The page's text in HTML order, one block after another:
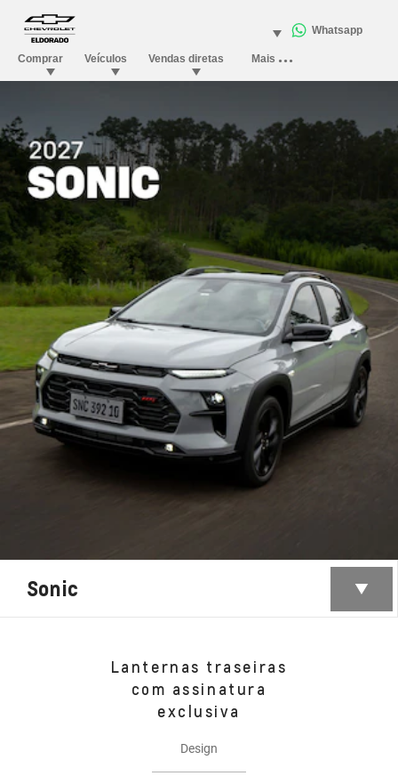
Sonic
Lanternas traseiras
com assinatura
exclusiva
Design